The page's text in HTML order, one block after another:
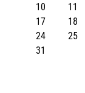
10
11
17
18
24
25
31